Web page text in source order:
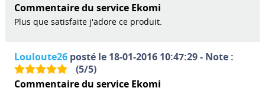
Commentaire du service Ekomi
Plus que satisfaite j'adore ce produit.
Louloute26posté le 18-01-2016 10:47:29 - Note :
(5/5)
Commentaire du service Ekomi